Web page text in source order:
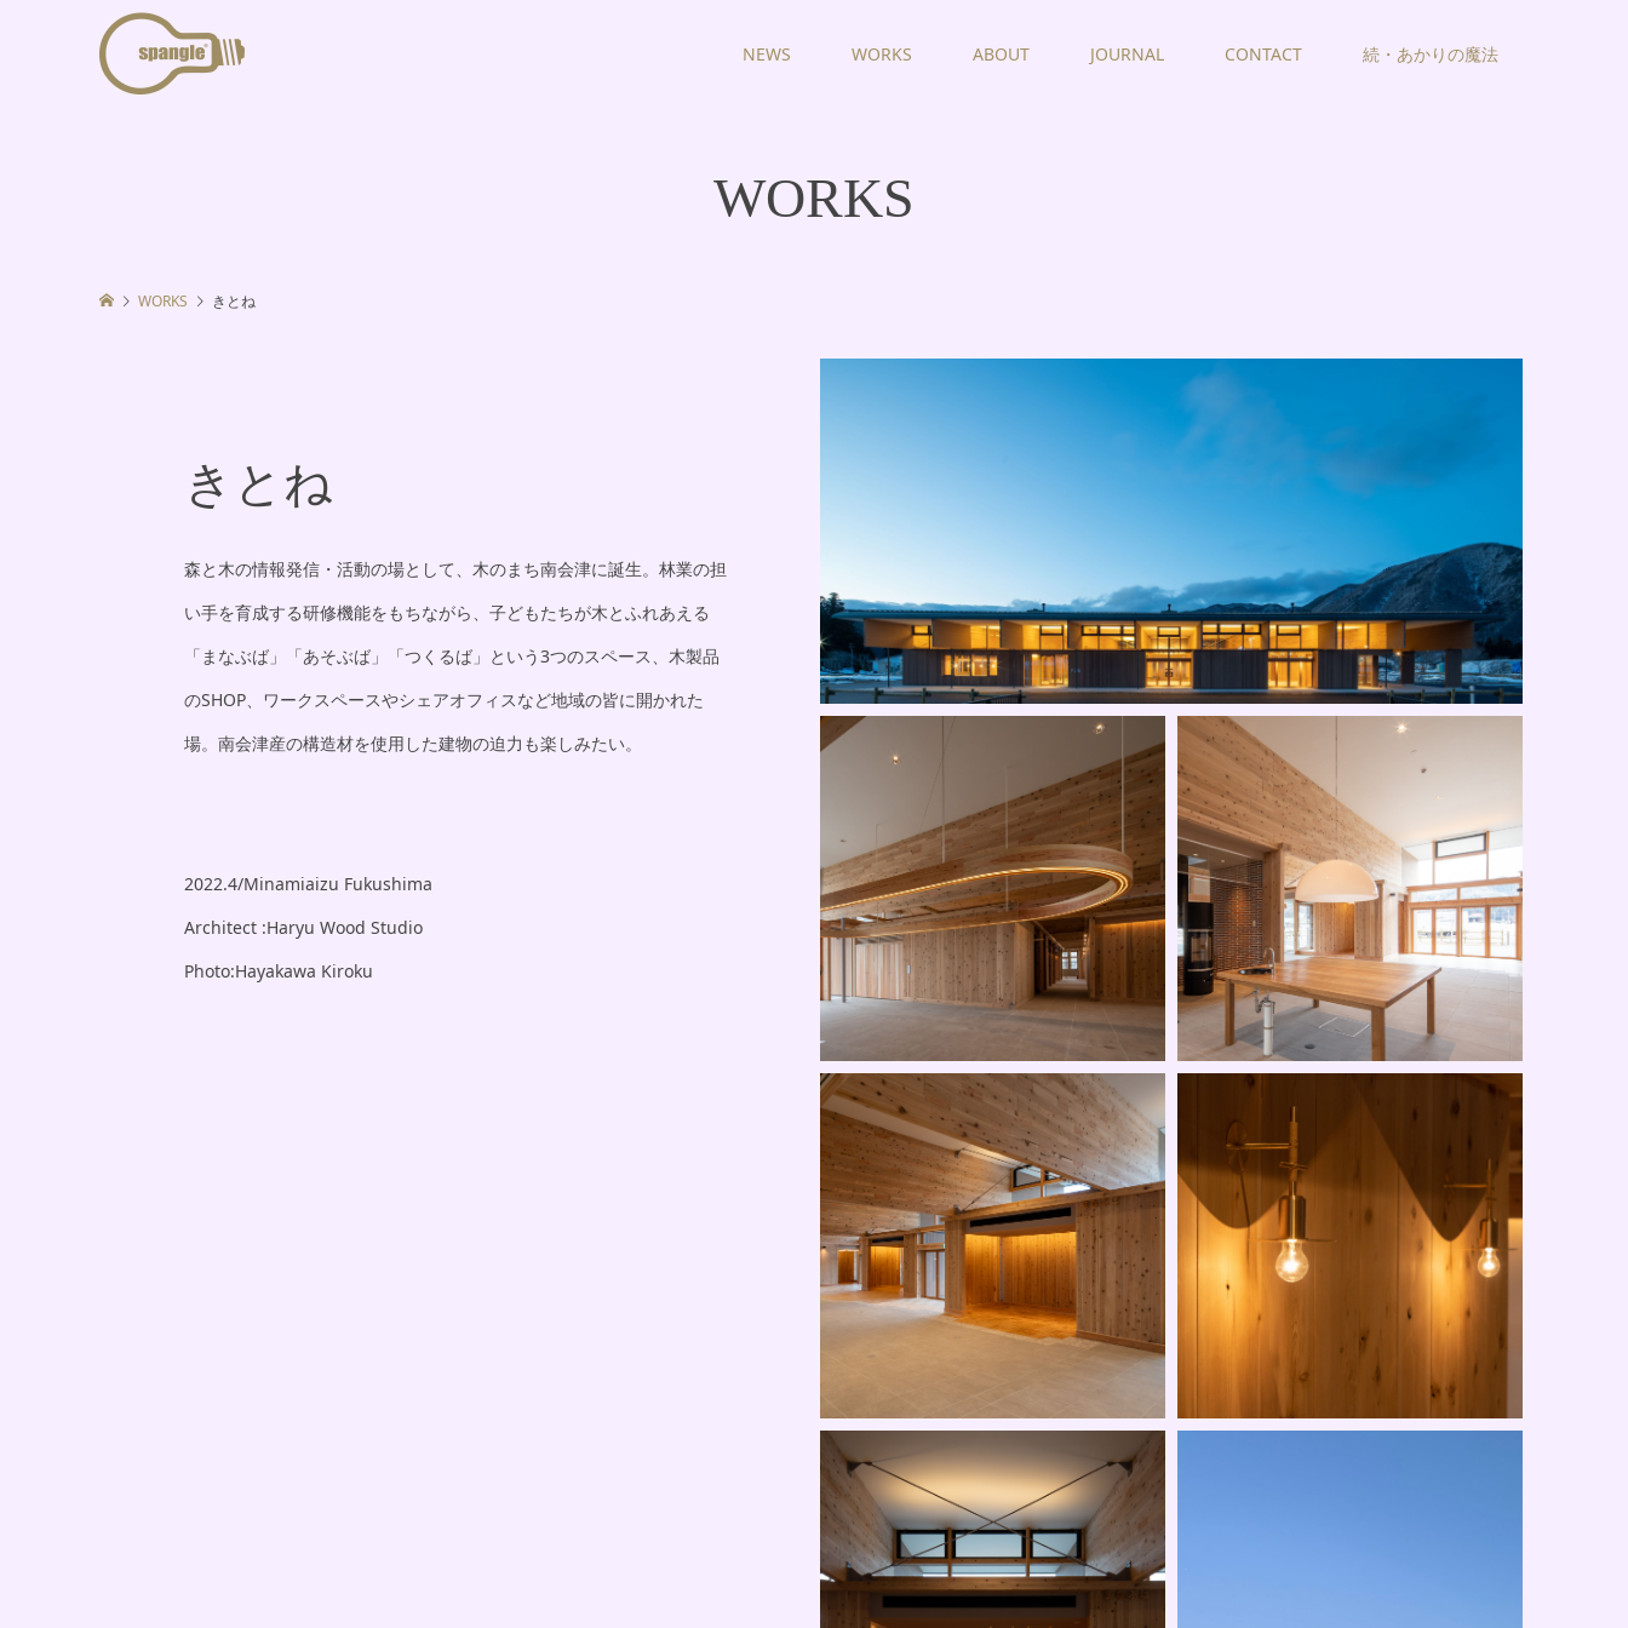
NEWS WORKS ABOUT JOURNAL CONTACT 続・あかりの魔法
WORKS
WORKS きとね
きとね
森と木の情報発信・活動の場として、木のまち南会津に誕生。林業の担
い手を育成する研修機能をもちながら、子どもたちが木とふれあえる
「まなぶば」「あそぶば」「つくるば」という3つのスペース、木製品
のSHOP、ワークスペースやシェアオフィスなど地域の皆に開かれた
場。南会津産の構造材を使用した建物の迫力も楽しみたい。
2022.4/Minamiaizu Fukushima
Architect :Haryu Wood Studio
Photo:Hayakawa Kiroku